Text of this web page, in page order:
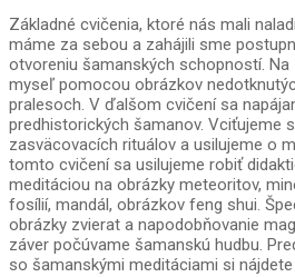
Základné cvičenia, ktoré nás mali
máme za sebou a zahájili sme
otvoreniu šamanských schopností.
myseľ pomocou obrázkov
pralesoch. V ďalšom cvičení sa
predhistorických šamanov. Vciťujeme
zasväcovacích rituálov a usilujeme o
tomto cvičení sa usilujeme robiť
meditáciou na obrázky meteoritov,
fosílií, mandál, obrázkov feng shui.
obrázky zvierat a napodobňovanie
záver počúvame šamanskú hudbu.
so šamanskými meditáciami si nájdete